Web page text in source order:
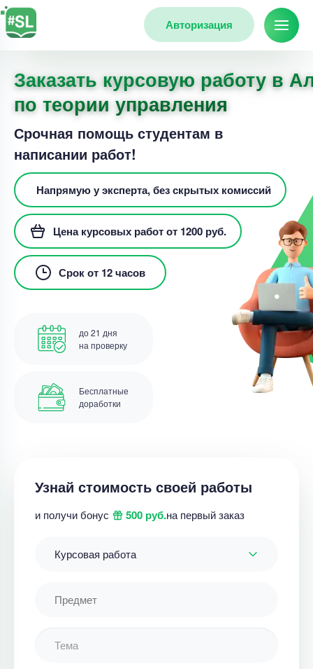
Авторизация
Заказать курсовую работу в
по теории управления
Срочная помощь студентам в
написании работ!
Напрямую у эксперта, без скрытых комиссий
Цена курсовых работ от 1200 руб.
Срок от 12 часов
до 21 дня
на проверку
Бесплатные
доработки
Узнай стоимость своей работы
и получи бонус 500 руб.на первый заказ
Курсовая работа